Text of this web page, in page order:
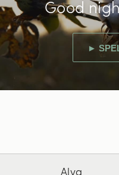
Good
►
Alva